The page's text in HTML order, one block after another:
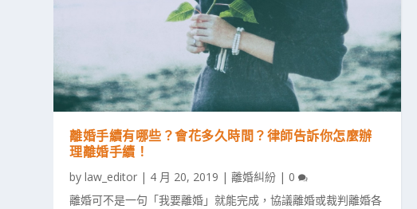
離婚手續有哪些？會花多久時間？律師告訴你怎麼辦
理離婚手續！
bylaw_editor | 4 月 20, 2019 |離婚糾紛 | 0
離婚可不是一句「我要離婚」就能完成，協議離婚或裁判離婚各